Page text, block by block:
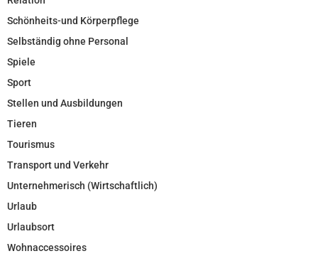
Schönheits-und Körperpflege
Selbständig ohne Personal
Spiele
Sport
Stellen und Ausbildungen
Tieren
Tourismus
Transport und Verkehr
Unternehmerisch (Wirtschaftlich)
Urlaub
Urlaubsort
Wohnaccessoires